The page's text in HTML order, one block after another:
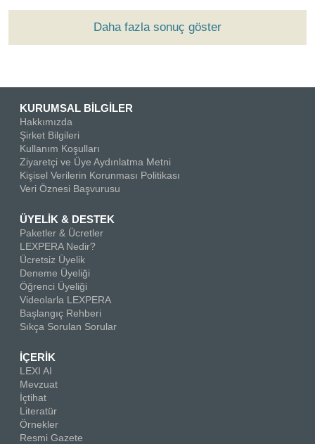
Daha fazla sonuç göster
KURUMSAL BİLGİLER
Hakkımızda
Şirket Bilgileri
Kullanım Koşulları
Ziyaretçi ve Üye Aydınlatma Metni
Kişisel Verilerin Korunması Politikası
Veri Öznesi Başvurusu
ÜYELİK & DESTEK
Paketler & Ücretler
LEXPERA Nedir?
Ücretsiz Üyelik
Deneme Üyeliği
Öğrenci Üyeliği
Videolarla LEXPERA
Başlangıç Rehberi
Sıkça Sorulan Sorular
İÇERİK
LEXI AI
Mevzuat
İçtihat
Literatür
Örnekler
Resmi Gazete